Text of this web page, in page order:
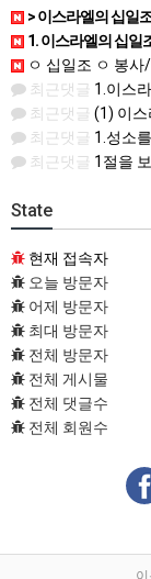
> 이스라엘의 십일조 > 회막 봉사
1. 이스라엘의 십일조 2. 회막에서
ㅇ 십일조 ㅇ 봉사/ 죄. 담당 ㅇ
최근댓글 1.이스라엘의
최근댓글 (1) 이스라엘의 십
최근댓글 1.성소를 범하는 죄 /
최근댓글 1절을 보면, 제사장
State
현재 접속자
오늘 방문자
어제 방문자
최대 방문자
전체 방문자
전체 게시물
전체 댓글수
전체 회원수